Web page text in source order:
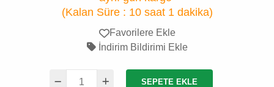
(Kalan Süre : 10 saat 1 dakika)
Favorilere Ekle
İndirim Bildirimi Ekle
SEPETE EKLE